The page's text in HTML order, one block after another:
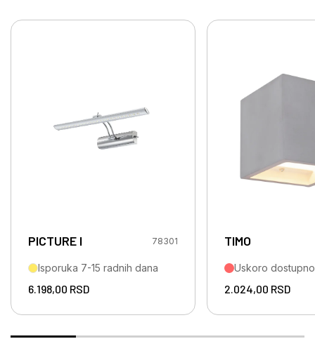
PICTURE I 78301
Isporuka 7-15 radnih dana
6.198,00 RSD
TIMO
Uskoro dostupno
2.024,00 RSD